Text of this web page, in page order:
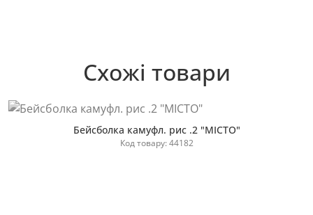
Схожі товари
Бейсболка камуфл. рис .2 "МІСТО"
Код товару: 44182